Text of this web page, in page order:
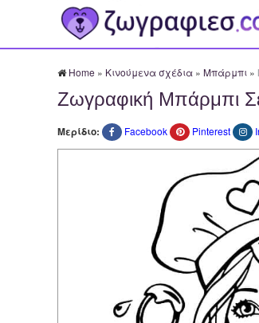
Home » Κινούμενα σχέδια » Μπάρμπι »
Ζωγραφική Μπάρμπι
Μερίδιο: Facebook Pinterest